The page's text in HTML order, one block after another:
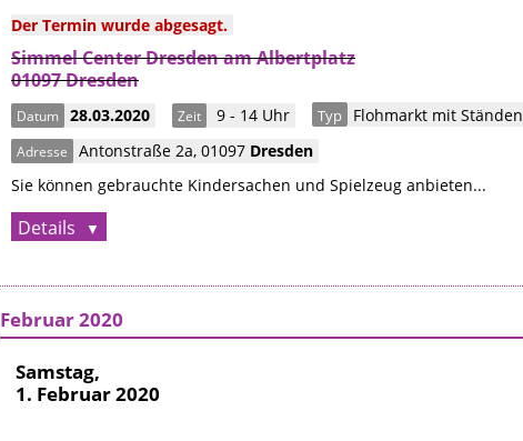
Der Termin wurde abgesagt.
Simmel Center Dresden am Albertplatz
01097 Dresden
Datum 28.03.2020 Zeit 9 - 14 Uhr Typ Flohmarkt mit Ständen
Adresse Antonstraße 2a, 01097 Dresden
Sie können gebrauchte Kindersachen und Spielzeug anbieten...
Details
Februar 2020
Samstag,
1. Februar 2020